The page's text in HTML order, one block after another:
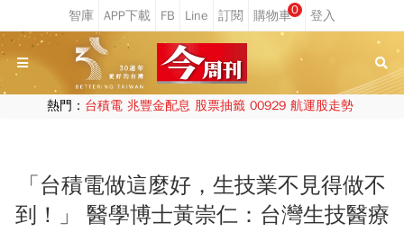
0
熱門： 台積電 兆豐金配息 股票抽籤 00929 航運股走勢
「台積電做這麼好，生技業不見得做不
到！」 醫學博士黃崇仁：台灣生技醫療